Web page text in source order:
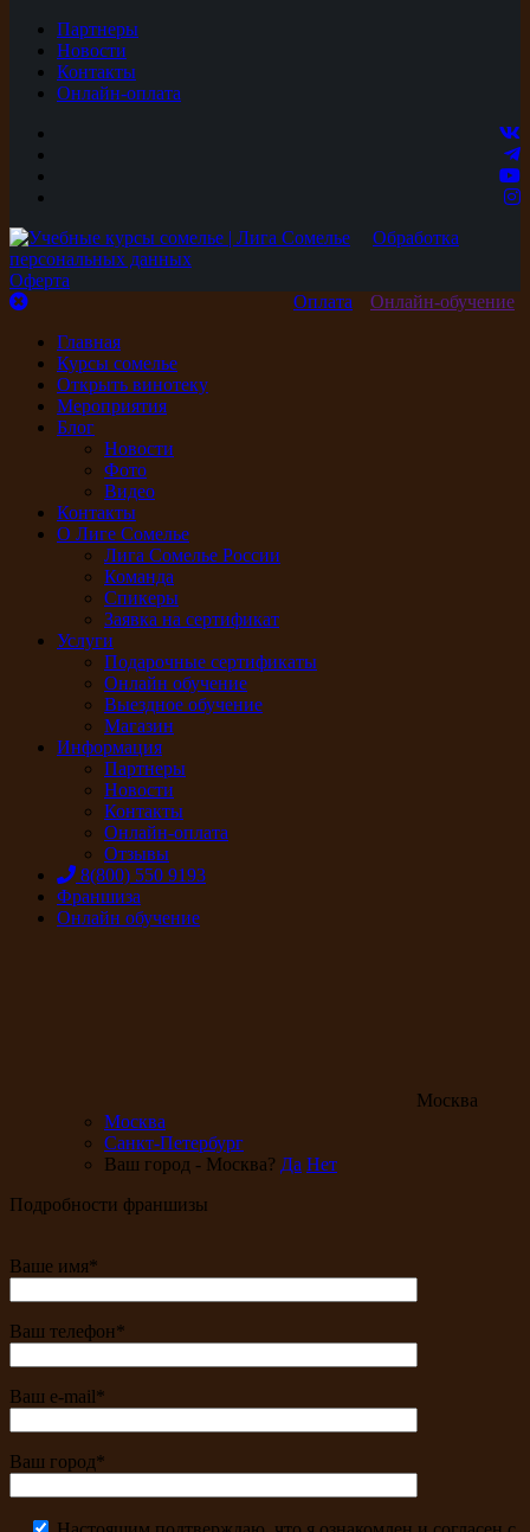
Партнеры
Новости
Контакты
Онлайн-оплата
Обработка
персональных данных
Оферта
Онлайн-обучение
Оплата
Главная
Курсы сомелье
Открыть винотеку
Мероприятия
Блог
Новости
Фото
Видео
Контакты
О Лиге Сомелье
Лига Сомелье России
Команда
Спикеры
Заявка на сертификат
Услуги
Подарочные сертификаты
Онлайн обучение
Выездное обучение
Магазин
Информация
Партнеры
Новости
Контакты
Онлайн-оплата
Отзывы
8(800) 550 9193
Франшиза
Онлайн обучение
Москва
Москва
Санкт-Петербург
Ваш город - Москва? Да Нет
Подробности франшизы
Ваше имя*
Ваш телефон*
Ваш e-mail*
Ваш город*